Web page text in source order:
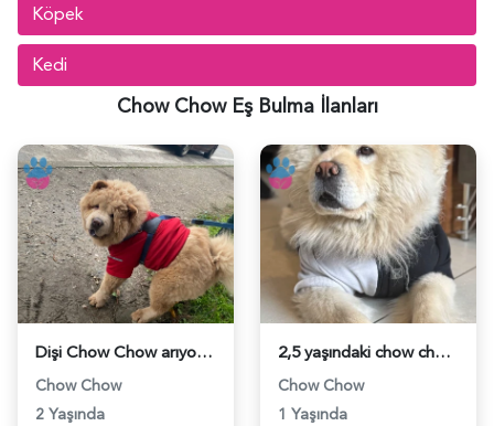
Köpek
Kedi
Chow Chow Eş Bulma İlanları
Dişi Chow Chow arıyorum - 118983825
Chow Chow
2 Yaşında
2,5 yaşındaki chow chow köpeğime eş arıyorum - 118982781
Chow Chow
1 Yaşında